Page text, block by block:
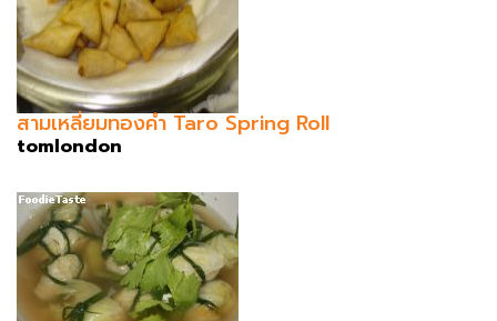
สามเหลี่ยมทองคำ Taro Spring Roll
tomlondon